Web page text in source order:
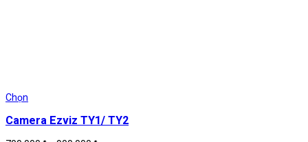
Chọn
Camera Ezviz TY1/ TY2